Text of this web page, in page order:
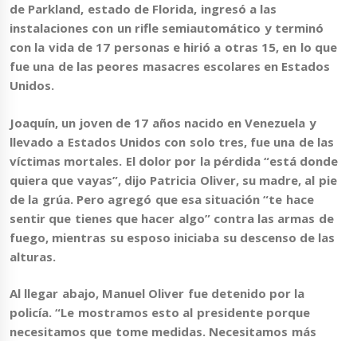
de Parkland, estado de Florida, ingresó a las
instalaciones con un rifle semiautomático y terminó
con la vida de 17 personas e hirió a otras 15, en lo que
fue una de las peores masacres escolares en Estados
Unidos.
Joaquín, un joven de 17 años nacido en Venezuela y
llevado a Estados Unidos con solo tres, fue una de las
víctimas mortales. El dolor por la pérdida “está donde
quiera que vayas”, dijo Patricia Oliver, su madre, al pie
de la grúa. Pero agregó que esa situación “te hace
sentir que tienes que hacer algo” contra las armas de
fuego, mientras su esposo iniciaba su descenso de las
alturas.
Al llegar abajo, Manuel Oliver fue detenido por la
policía. “Le mostramos esto al presidente porque
necesitamos que tome medidas. Necesitamos más